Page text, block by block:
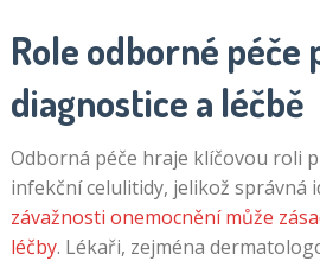
Role odborné péče
diagnostice a léčbě
Odborná péče hraje klíčovou roli
infekční celulitidy, jelikož správná
závažnosti onemocnění může
léčby. Lékaři, zejména